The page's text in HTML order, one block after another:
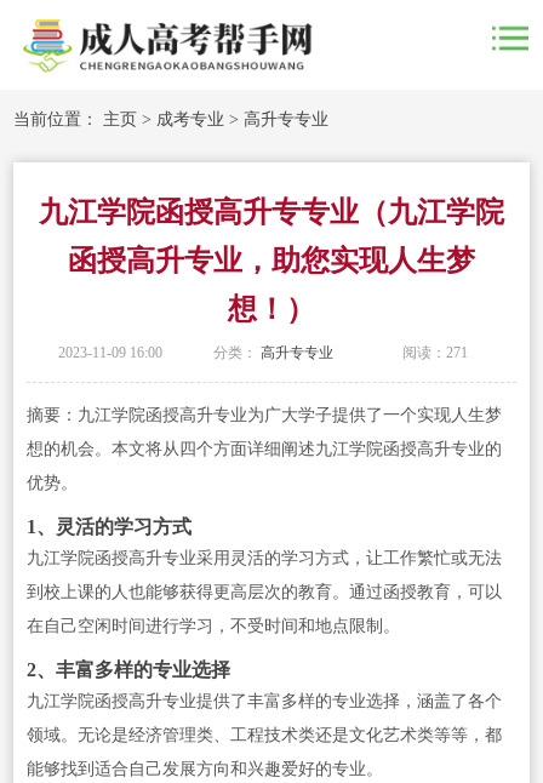
当前位置： 主页 > 成考专业 > 高升专专业
九江学院函授高升专专业（九江学院
函授高升专业，助您实现人生梦
想！）
2023-11-09 16:00 分类：高升专专业 阅读：271
摘要：九江学院函授高升专业为广大学子提供了一个实现人生梦
想的机会。本文将从四个方面详细阐述九江学院函授高升专业的
优势。
1、灵活的学习方式
九江学院函授高升专业采用灵活的学习方式，让工作繁忙或无法
到校上课的人也能够获得更高层次的教育。通过函授教育，可以
在自己空闲时间进行学习，不受时间和地点限制。
2、丰富多样的专业选择
九江学院函授高升专业提供了丰富多样的专业选择，涵盖了各个
领域。无论是经济管理类、工程技术类还是文化艺术类等等，都
能够找到适合自己发展方向和兴趣爱好的专业。